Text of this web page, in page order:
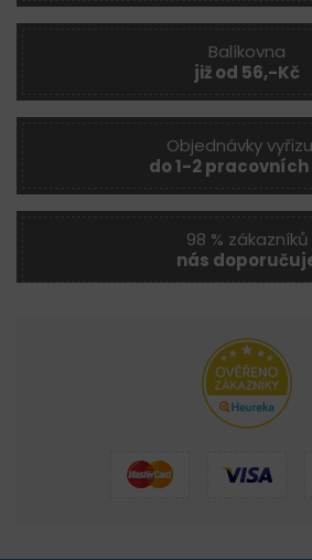
Balíkovna
již od 56,-Kč
Objednávky
do 1-2 pracovních
98 % zákazníků
nás